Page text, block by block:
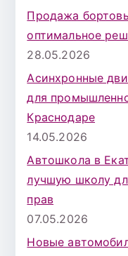
Продажа
оптимальное
28.05.2026
Асинхронные
для
Краснодаре
14.05.2026
Автошкола в
лучшую школу
прав
07.05.2026
Новые